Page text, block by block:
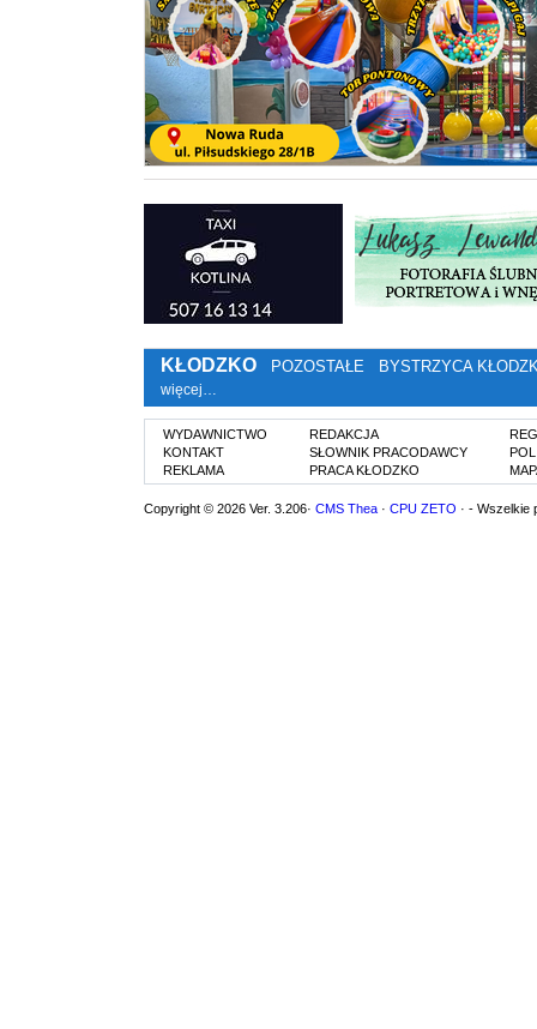
KŁODZKO POZOSTAŁE BYSTRZYCA
więcej…
WYDAWNICTWO
KONTAKT
REKLAMA
REDAKCJA
SŁOWNIK PRACODAWCY
PRACA KŁODZKO
Copyright © 2026 Ver. 3.206· CMS Thea · CPU ZETO · - Wszelkie